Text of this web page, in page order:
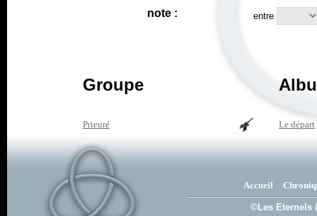
note : entre
Groupe
Prieuré Le départ
Accueil
©Les Eternels